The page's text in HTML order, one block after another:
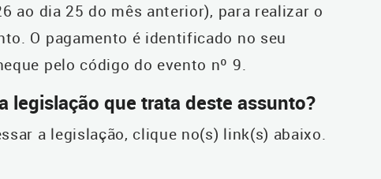
ao dia 25 do mês anterior), para realizar o
O pagamento é identificado no seu
pelo código do evento nº 9.
legislação que trata deste assunto?
a legislação, clique no(s) link(s) abaixo.